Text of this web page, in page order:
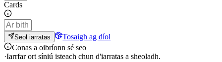
Cards
Seol iarratas
Tosaigh ag díol
Conas a oibríonn sé seo
·Iarrfar ort síniú isteach chun d'iarratas a sheoladh.